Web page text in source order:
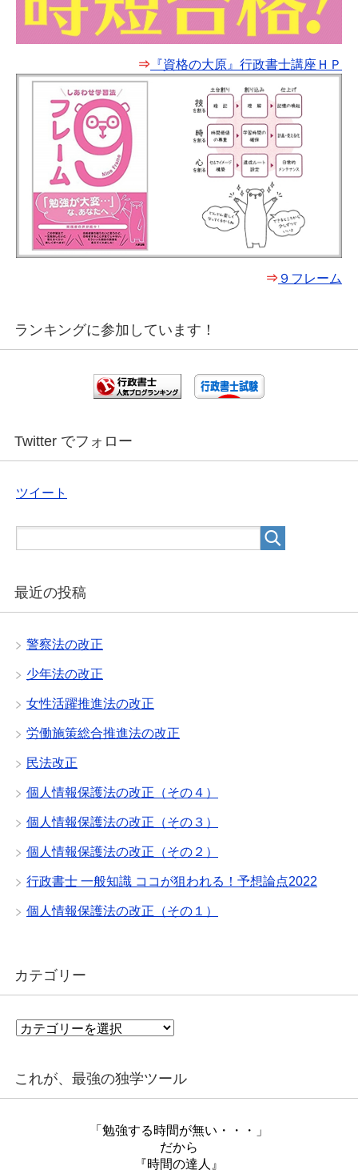
⇒ 『資格の大原』行政書士講座ＨＰ
⇒ ９フレーム
ランキングに参加しています！
Twitter でフォロー
ツイート
最近の投稿
警察法の改正
少年法の改正
女性活躍推進法の改正
労働施策総合推進法の改正
民法改正
個人情報保護法の改正（その４）
個人情報保護法の改正（その３）
個人情報保護法の改正（その２）
行政書士 一般知識 ココが狙われる！予想論点2022
個人情報保護法の改正（その１）
カテゴリー
カ
リ
これが、最強の独学ツール
「勉強する時間が無い・・・」
だから
『時間の達人』